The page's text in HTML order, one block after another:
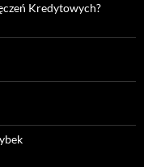
Kredytowych?